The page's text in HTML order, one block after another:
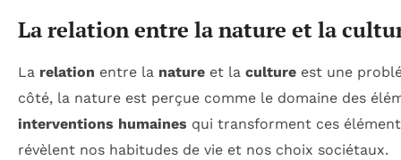
La relation entre la nature et la
La relation entre la nature et la culture est une
côté, la nature est perçue comme le domaine des
interventions humaines qui transforment ces
révèlent nos habitudes de vie et nos choix sociétaux.